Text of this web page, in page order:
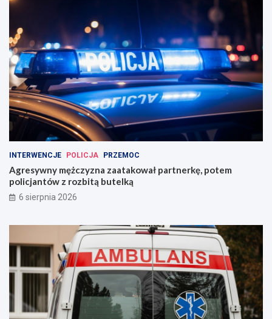
INTERWENCJE POLICJA PRZEMOC
Agresywny mężczyzna zaatakował partnerkę, potem
policjantów z rozbitą butelką
6 sierpnia 2026